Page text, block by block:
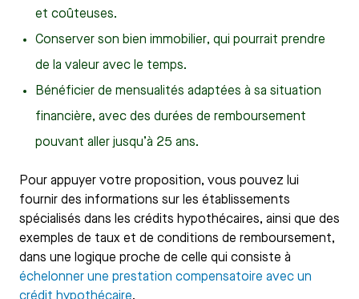
et coûteuses.
Conserver son bien immobilier, qui pourrait prendre
de la valeur avec le temps.
Bénéficier de mensualités adaptées à sa situation
financière, avec des durées de remboursement
pouvant aller jusqu’à 25 ans.
Pour appuyer votre proposition, vous pouvez lui
fournir des informations sur les établissements
spécialisés dans les crédits hypothécaires, ainsi que des
exemples de taux et de conditions de remboursement,
dans une logique proche de celle qui consiste à
échelonner une prestation compensatoire avec un